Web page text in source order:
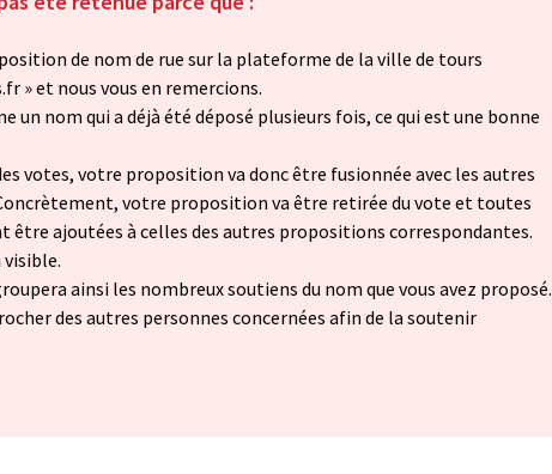
de nom de rue sur la plateforme de la ville de tours
» et nous vous en remercions.
un nom qui a déjà été déposé plusieurs fois, ce qui est une bonne
votes, votre proposition va donc être fusionnée avec les autres
votre proposition va être retirée du vote et toutes
être ajoutées à celles des autres propositions correspondantes.
ainsi les nombreux soutiens du nom que vous avez proposé.
des autres personnes concernées afin de la soutenir